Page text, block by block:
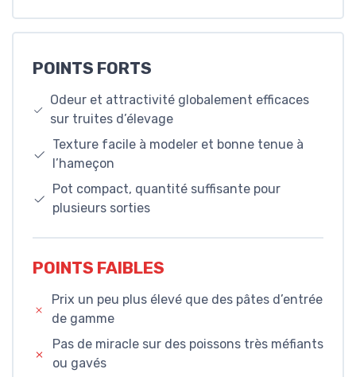
POINTS FORTS
Odeur et attractivité globalement efficaces
sur truites d’élevage
Texture facile à modeler et bonne tenue à
l’hameçon
Pot compact, quantité suffisante pour
plusieurs sorties
POINTS FAIBLES
Prix un peu plus élevé que des pâtes d’entrée
de gamme
Pas de miracle sur des poissons très méfiants
ou gavés